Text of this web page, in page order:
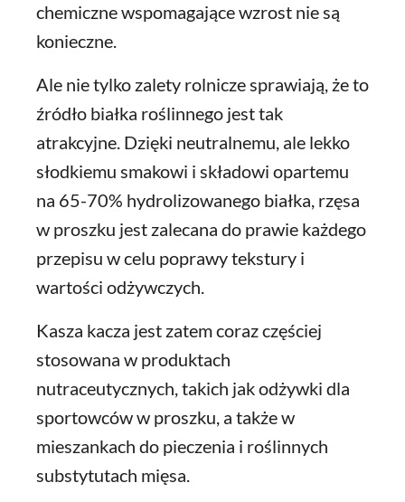
chemiczne wspomagające wzrost nie są
konieczne.
Ale nie tylko zalety rolnicze sprawiają, że to
źródło białka roślinnego jest tak
atrakcyjne. Dzięki neutralnemu, ale lekko
słodkiemu smakowi i składowi opartemu
na 65-70% hydrolizowanego białka, rzęsa
w proszku jest zalecana do prawie każdego
przepisu w celu poprawy tekstury i
wartości odżywczych.
Kasza kacza jest zatem coraz częściej
stosowana w produktach
nutraceutycznych, takich jak odżywki dla
sportowców w proszku, a także w
mieszankach do pieczenia i roślinnych
substytutach mięsa.